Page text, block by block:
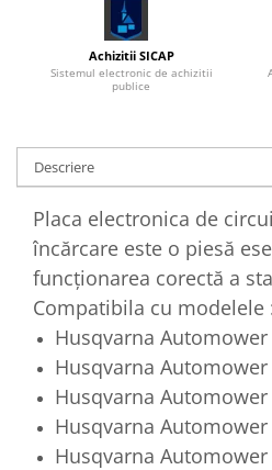
Achizitii SICAP
Sistemul electronic de achizitii
publice
Descriere
Placa electronica de
încărcare este o piesă
funcționarea corectă a
Compatibila cu modelele
Husqvarna Automower
Husqvarna Automower
Husqvarna Automower
Husqvarna Automower
Husqvarna Automower